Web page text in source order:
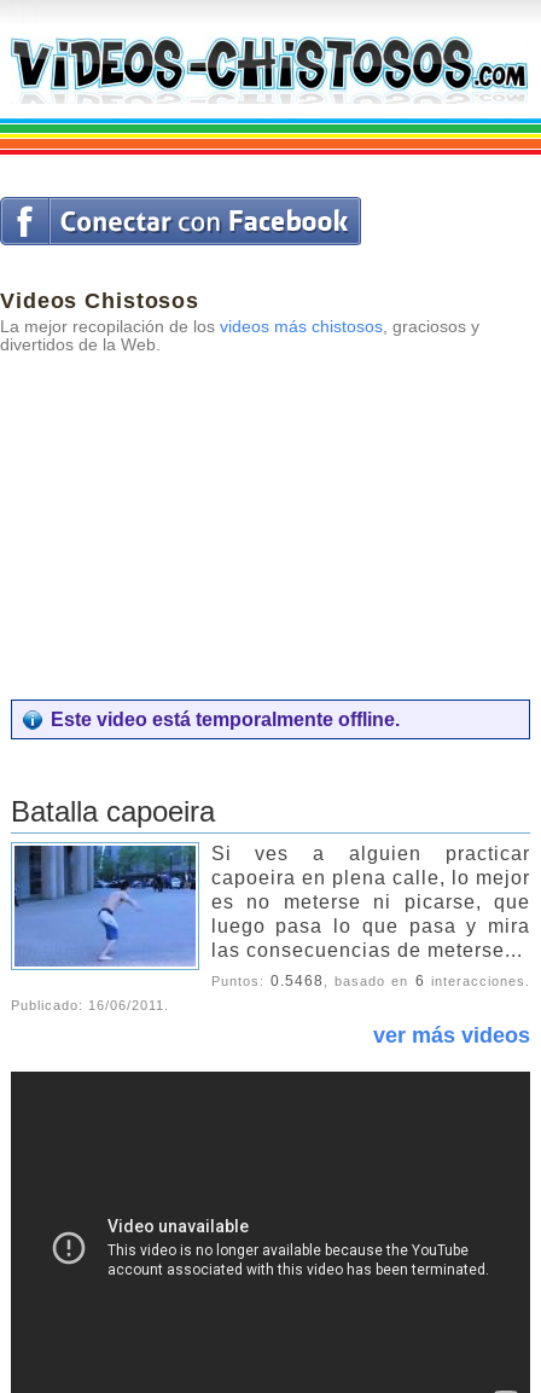
Videos Chistosos
La mejor recopilación de los videos más chistosos, graciosos y
divertidos de la Web.
Este video está temporalmente offline.
Batalla capoeira
Si ves a alguien practicar
capoeira en plena calle, lo mejor
es no meterse ni picarse, que
luego pasa lo que pasa y mira
las consecuencias de meterse...
Puntos: 0.5468 , basado en 6 interacciones.
Publicado: 16/06/2011
ver más videos